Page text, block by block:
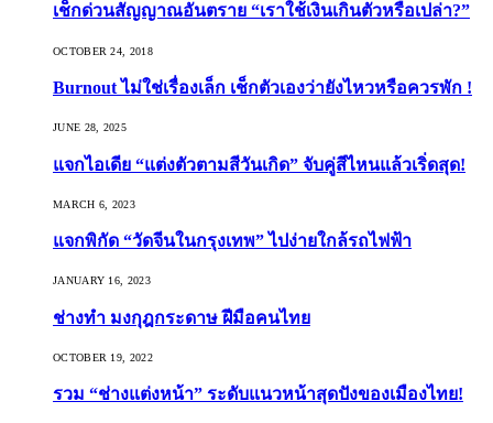
เช็กด่วนสัญญาณอันตราย “เราใช้เงินเกินตัวหรือเปล่า?”
OCTOBER 24, 2018
Burnout ไม่ใช่เรื่องเล็ก เช็กตัวเองว่ายังไหวหรือควรพัก !
JUNE 28, 2025
แจกไอเดีย “แต่งตัวตามสีวันเกิด” จับคู่สีไหนแล้วเริ่ดสุด!
MARCH 6, 2023
แจกพิกัด “วัดจีนในกรุงเทพ” ไปง่ายใกล้รถไฟฟ้า
JANUARY 16, 2023
ช่างทำ มงกุฎกระดาษ ฝีมือคนไทย
OCTOBER 19, 2022
รวม “ช่างแต่งหน้า” ระดับแนวหน้าสุดปังของเมืองไทย!